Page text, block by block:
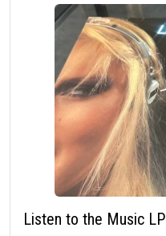
Listen to the Music LP